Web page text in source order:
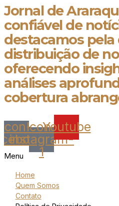
Jornal de
confiável de
destacamos pela
distribuição de
oferecendo
análises
cobertura
Icon-Icon-
instagram-
1
Youtube
Menu
Home
Quem Somos
Contato